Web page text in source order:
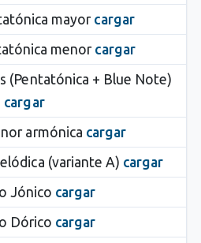
mayor cargar
menor cargar
(Pentatónica + Blue Note)
cargar
armónica cargar
(variante A) cargar
Jónico cargar
Dórico cargar